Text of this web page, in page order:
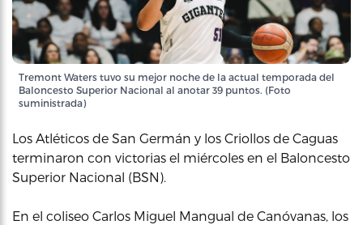
Tremont Waters tuvo su mejor noche de la actual temporada del
Baloncesto Superior Nacional al anotar 39 puntos. (Foto
suministrada)
Los Atléticos de San Germán y los Criollos de Caguas
terminaron con victorias el miércoles en el Baloncesto
Superior Nacional (BSN).
En el coliseo Carlos Miguel Mangual de Canóvanas, los